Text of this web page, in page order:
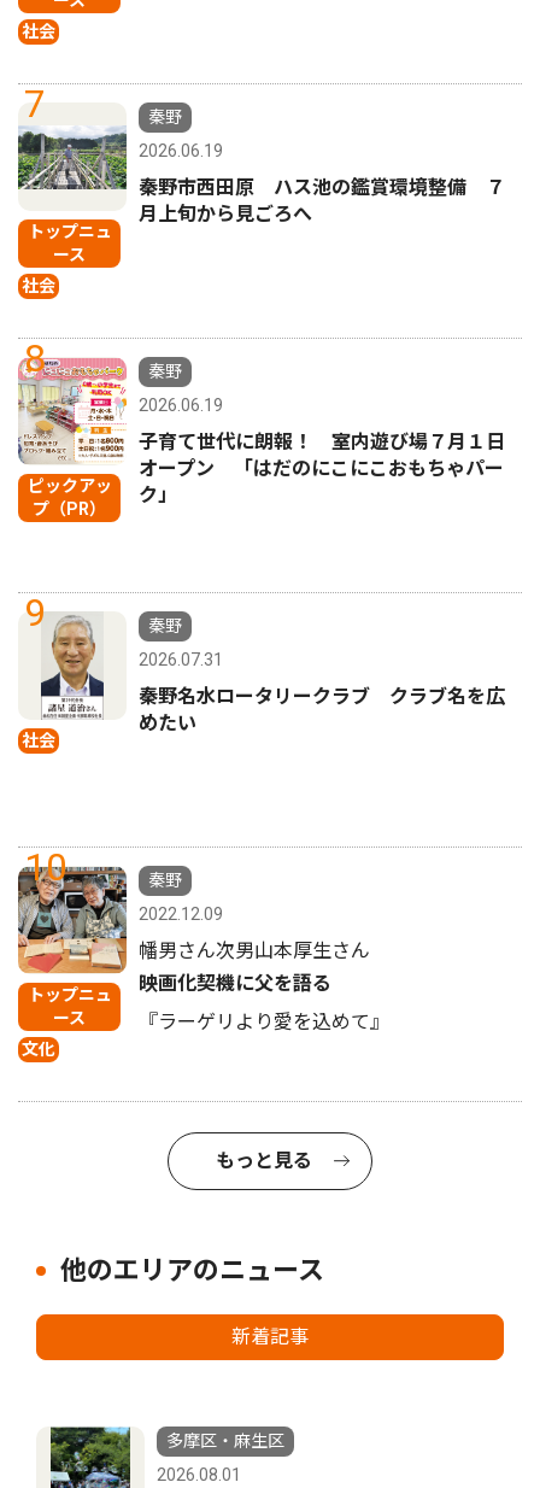
社会
7
トップニュ
ース
社会
秦野
2026.06.19
秦野市西田原 ハス池の鑑賞環境整備 ７
月上旬から見ごろへ
8
ピックアッ
プ（PR）
秦野
2026.06.19
子育て世代に朗報！ 室内遊び場７月１日
オープン 「はだのにこにこおもちゃパー
ク」
9
社会
秦野
2026.07.31
秦野名水ロータリークラブ クラブ名を広
めたい
10
トップニュ
ース
文化
秦野
2022.12.09
幡男さん次男山本厚生さん
映画化契機に父を語る
『ラーゲリより愛を込めて』
もっと見る
他のエリアのニュース
新着記事
多摩区・麻生区
2026.08.01